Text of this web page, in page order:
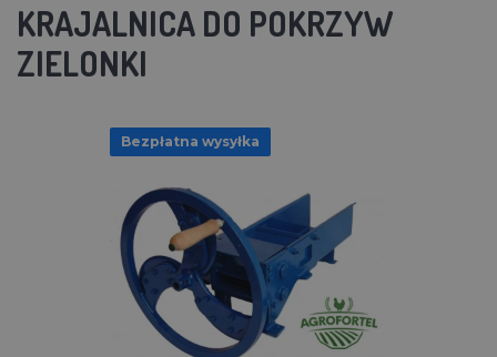
KRAJALNICA DO POKRZYW
ZIELONKI
Bezpłatna wysyłka